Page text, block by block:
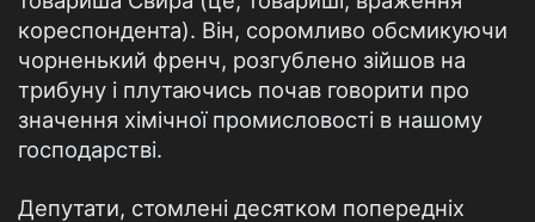
кореспондента). Він, соромливо обсмикуючи
чорненький френч, розгублено зійшов на
трибуну і плутаючись почав говорити про
значення хімічної промисловості в нашому
господарстві.
Депутати, стомлені десятком попередніх